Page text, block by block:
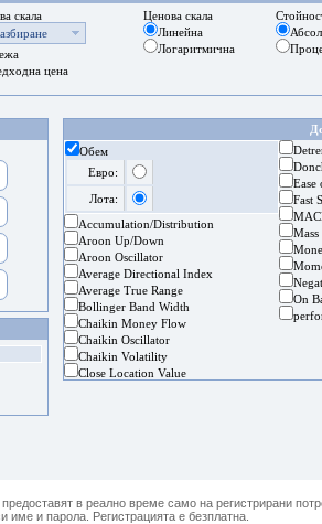
скала
цена
Ценова скала
Линейна
Логаритмична
Обем
Евро:
Лота:
Accumulation/Distribution
Aroon Up/Down
Aroon Oscillator
Average Directional Index
Average True Range
Bollinger Band Width
Chaikin Money Flow
Chaikin Oscillator
Chaikin Volatility
Close Location Value
Ease
Fast
On
в реално време само на регистрирани
име и парола. Регистрацията е безплатна.